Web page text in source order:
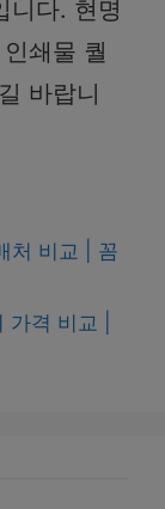
니다. 현명
쇄물 퀄
바랍니
처 비교 | 꼼
격 비교 |